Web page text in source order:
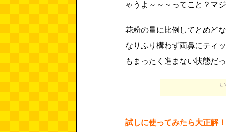
ゃうよ～～～ってこと？マ
花粉の量に比例してとめどな
なりふり構わず両鼻にティ
もまったく進まない状態だっ
試しに使ってみたら大正解！